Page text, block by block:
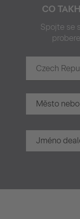
CO
Spojte se
Czech